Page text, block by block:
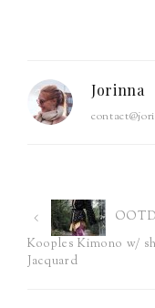
Jorinna
Post
Kooples Kimono w/
Jacquard